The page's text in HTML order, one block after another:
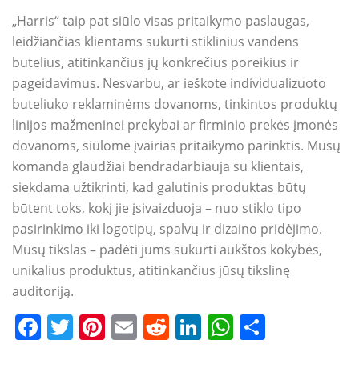
„Harris“ taip pat siūlo visas pritaikymo paslaugas,
leidžiančias klientams sukurti stiklinius vandens
butelius, atitinkančius jų konkrečius poreikius ir
pageidavimus. Nesvarbu, ar ieškote individualizuoto
buteliuko reklaminėms dovanoms, tinkintos produktų
linijos mažmeninei prekybai ar firminio prekės įmonės
dovanoms, siūlome įvairias pritaikymo parinktis. Mūsų
komanda glaudžiai bendradarbiauja su klientais,
siekdama užtikrinti, kad galutinis produktas būtų
būtent toks, kokį jie įsivaizduoja – nuo ​​stiklo tipo
pasirinkimo iki logotipų, spalvų ir dizaino pridėjimo.
Mūsų tikslas – padėti jums sukurti aukštos kokybės,
unikalius produktus, atitinkančius jūsų tikslinę
auditoriją.
Facebook
Twitter
Pinterest
EmailReddit
LinkedIn
WhatsApp